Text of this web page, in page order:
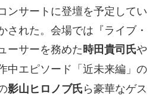
ンサートに登壇を予定してい
された。会場では『ライブ・
ーサーを務めた時田貴司氏や
中エピソード「近未来編」の
影山ヒロノブ氏ら豪華なゲス